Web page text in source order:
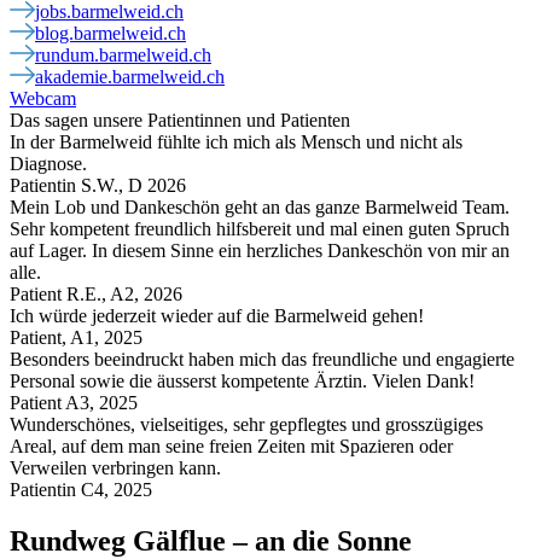
jobs.barmelweid.ch
blog.barmelweid.ch
rundum.barmelweid.ch
akademie.barmelweid.ch
Webcam
Das sagen unsere Patientinnen und Patienten
In der Barmelweid fühlte ich mich als Mensch und nicht als
Diagnose.
Patientin S.W., D 2026
Mein Lob und Dankeschön geht an das ganze Barmelweid Team.
Sehr kompetent freundlich hilfsbereit und mal einen guten Spruch
auf Lager. In diesem Sinne ein herzliches Dankeschön von mir an
alle.
Patient R.E., A2, 2026
Ich würde jederzeit wieder auf die Barmelweid gehen!
Patient, A1, 2025
Besonders beeindruckt haben mich das freundliche und engagierte
Personal sowie die äusserst kompetente Ärztin. Vielen Dank!
Patient A3, 2025
Wunderschönes, vielseitiges, sehr gepflegtes und grosszügiges
Areal, auf dem man seine freien Zeiten mit Spazieren oder
Verweilen verbringen kann.
Patientin C4, 2025
Rundweg Gälflue – an die Sonne